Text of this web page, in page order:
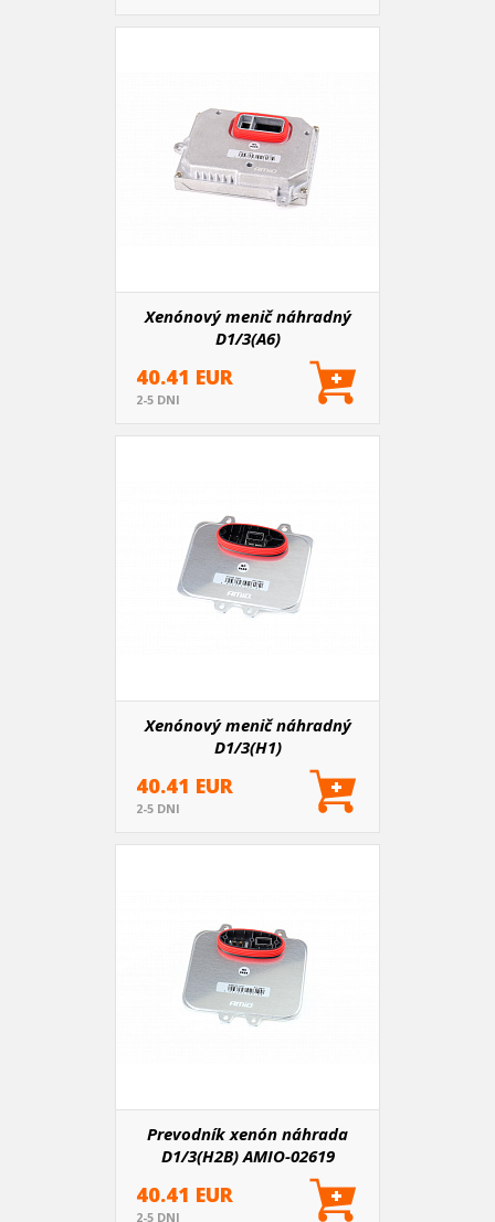
Xenónový menič náhradný
D1/3(A6)
40.41 EUR
2-5 DNI
Xenónový menič náhradný
D1/3(H1)
40.41 EUR
2-5 DNI
Prevodník xenón náhrada
D1/3(H2B) AMIO-02619
40.41 EUR
2-5 DNI